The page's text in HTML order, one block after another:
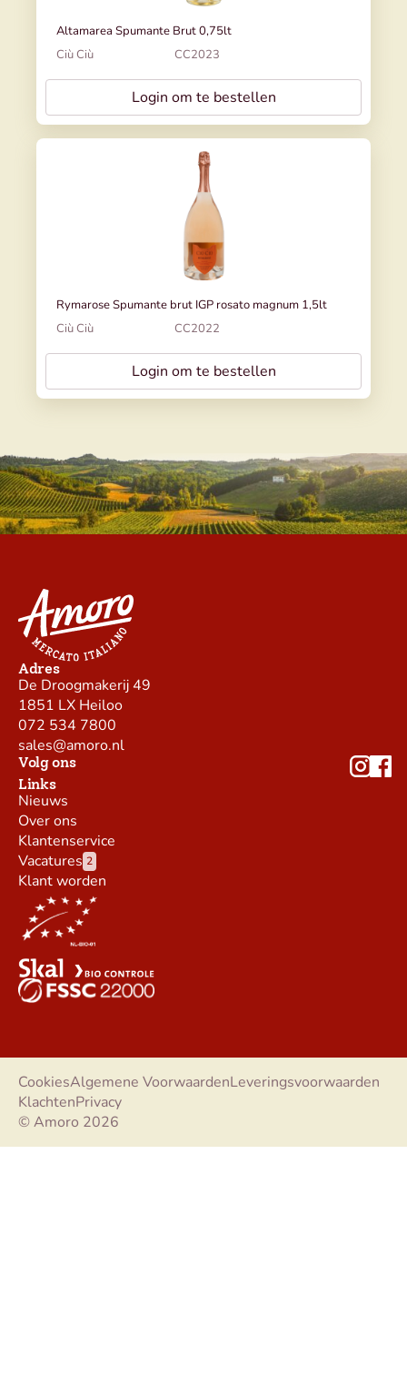
Altamarea Spumante Brut 0,75lt
Ciù Ciù
CC2023
Login om te bestellen
Rymarose Spumante brut IGP rosato magnum 1,5lt
Ciù Ciù
CC2022
Login om te bestellen
Adres
De Droogmakerij 49
1851 LX Heiloo
072 534 7800
sales@amoro.nl
Volg ons
Links
Nieuws
Over ons
Klantenservice
Vacatures 2
Klant worden
© Amoro 2026
CookiesAlgemene VoorwaardenLeveringsvoorwaarden
KlachtenPrivacy